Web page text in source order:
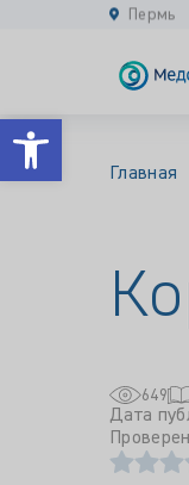
Открыть панель
Пермь
Главная
649
Дата